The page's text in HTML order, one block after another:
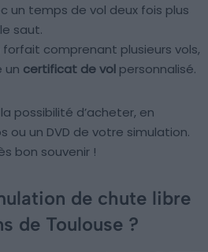
un temps de vol deux fois plus
saut.
comprenant plusieurs vols,
un certificat de vol personnalisé.
possibilité d’acheter, en
ou un DVD de votre simulation.
bon souvenir !
de chute libre
de Toulouse ?